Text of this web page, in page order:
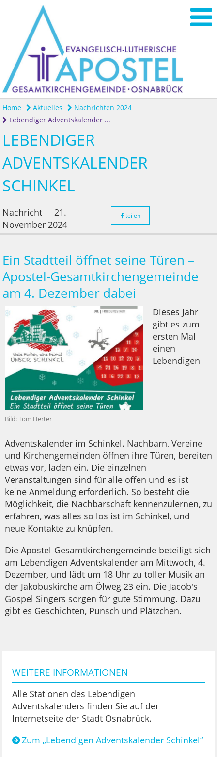
Home Aktuelles
Nachrichten 2024
Lebendiger Adventskalender ...
LEBENDIGER
ADVENTSKALENDER
SCHINKEL
Nachricht
21.
November 2024
teilen
Ein Stadtteil öffnet seine Türen –
Apostel-Gesamtkirchengemeinde
am 4. Dezember dabei
Bild: Tom Herter
Dieses Jahr
gibt es zum
ersten Mal
einen
Lebendigen
Adventskalender im Schinkel. Nachbarn, Vereine
und Kirchengemeinden öffnen ihre Türen, bereiten
etwas vor, laden ein. Die einzelnen
Veranstaltungen sind für alle offen und es ist
keine Anmeldung erforderlich. So besteht die
Möglichkeit, die Nachbarschaft kennenzulernen, zu
erfahren, was alles so los ist im Schinkel, und
neue Kontakte zu knüpfen.
Die Apostel-Gesamtkirchengemeinde beteiligt sich
am Lebendigen Adventskalender am Mittwoch, 4.
Dezember, und lädt um 18 Uhr zu toller Musik an
der Jakobuskirche am Ölweg 23 ein. Die Jacob's
Gospel Singers sorgen für gute Stimmung. Dazu
gibt es Geschichten, Punsch und Plätzchen.
WEITERE INFORMATIONEN
Alle Stationen des Lebendigen
Adventskalenders finden Sie auf der
Internetseite der Stadt Osnabrück.
Zum „Lebendigen Adventskalender Schinkel“